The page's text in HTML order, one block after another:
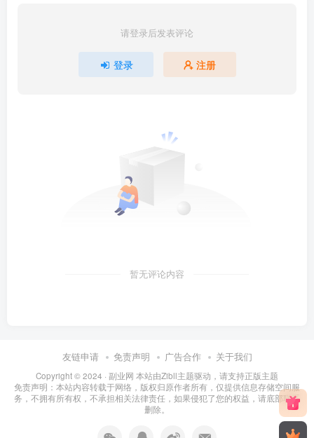
请登录后发表评论
登录 注册
暂无评论内容
友链申请 免责声明 广告合作 关于我们
Copyright © 2024 · 副业网 本站由Zibll主题驱动，请支持正版主题
免责声明：本站内容转载于网络，版权归原作者所有，仅提供信息存储空间服
务，不拥有所有权，不承担相关法律责任，如果侵犯了您的权益，请底部联系
删除。